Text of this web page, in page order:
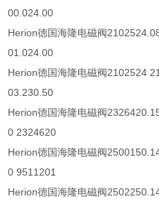
00.024.00
Herion德国海隆电磁阀
01.024.00
Herion德国海隆电磁阀2102524
03.230.50
Herion德国海隆电磁阀
0 2324620
Herion德国海隆电磁阀
0 9511201
Herion德国海隆电磁阀